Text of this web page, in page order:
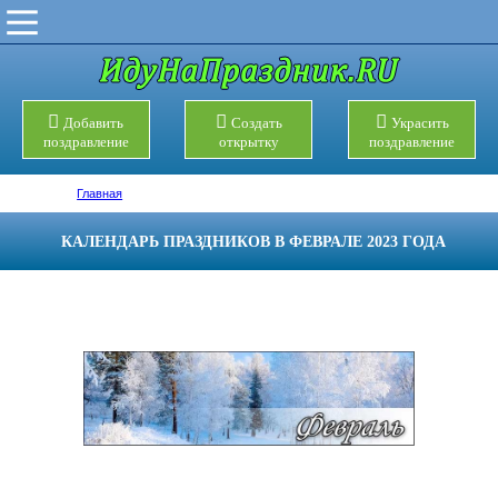
Добавить
поздравление
Создать
открытку
Украсить
поздравление
Главная
КАЛЕНДАРЬ ПРАЗДНИКОВ В ФЕВРАЛЕ 2023 ГОДА